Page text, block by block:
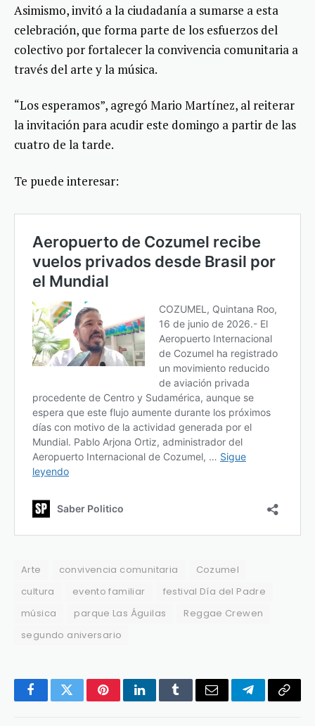
Asimismo, invitó a la ciudadanía a sumarse a esta
celebración, que forma parte de los esfuerzos del
colectivo por fortalecer la convivencia comunitaria a
través del arte y la música.
“Los esperamos”, agregó Mario Martínez, al reiterar
la invitación para acudir este domingo a partir de las
cuatro de la tarde.
Te puede interesar:
Arte convivencia comunitaria
Cozumel
cultura
evento familiar
festival Día del Padre
música
parque Las Águilas
Reggae Crewen
segundo aniversario
FacebookTwitterPinterestLinkedInTumblrEmail TelegramCopy